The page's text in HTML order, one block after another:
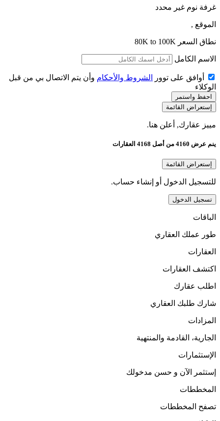
غرفة نوم غير محدد
الموقع ,
نطاق السعر 80K to 100K
الاسم الكامل
أوافق على توور الشروط والأحكام وأن يتم الاتصال بي من قبل
الوكلاء
احفظ واستمر
إستعراض القائمة
مييز عقارك, أعلن هنا.
ينم عرض 4160 من أصل 4168 العقارات
إستعراض القائمة
للتسجيل الدخول أو إنشاء حساب.
تسجيل الدخول
الباقات
طور عملك العقاري
العقارات
اكتشف العقارات
اطلب عقارك
شارك طلبك العقاري
المزادات
الجارية، القادمة والمنتهية
الإستثمارات
إستثمر الآن و حسن مدخولك
المخططات
تصفح المخططات